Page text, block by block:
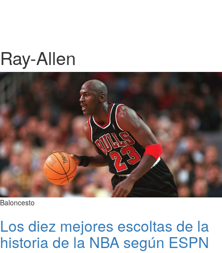
Ray-Allen
Baloncesto
Los diez mejores escoltas de la
historia de la NBA según ESPN